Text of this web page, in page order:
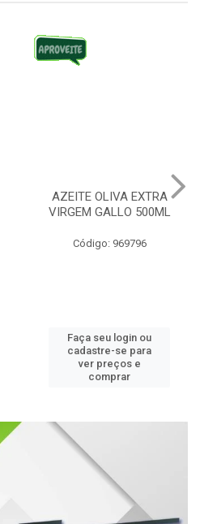
AZEITE OLIVA EXTRA
VIRGEM GALLO 500ML
Código: 969796
Faça seu login ou
cadastre-se para
ver preços e
comprar